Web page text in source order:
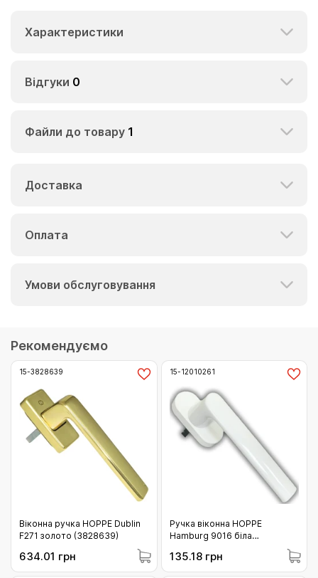
Характеристики
Відгуки 0
Файли до товару 1
Доставка
Оплата
Умови обслуговування
Рекомендуємо
15-3828639
Віконна ручка HOPPE Dublin
F271 золото (3828639)
634.01 грн
15-12010261
Ручка віконна HOPPE
Hamburg 9016 біла
135.18 грн